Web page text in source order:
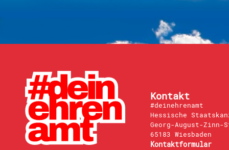
Kontakt
#deinehrenamt
Hessische
Georg-August-Zinn-
65183 Wiesbaden
Kontaktformular